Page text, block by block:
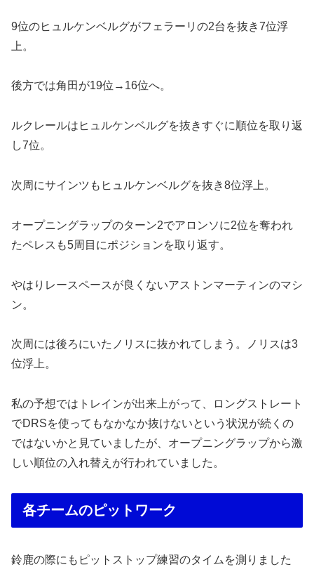
9位のヒュルケンベルグがフェラーリの2台を抜き7位浮
上。
後方では角田が19位→16位へ。
ルクレールはヒュルケンベルグを抜きすぐに順位を取り返
し7位。
次周にサインツもヒュルケンベルグを抜き8位浮上。
オープニングラップのターン2でアロンソに2位を奪われ
たペレスも5周目にポジションを取り返す。
やはりレースペースが良くないアストンマーティンのマシ
ン。
次周には後ろにいたノリスに抜かれてしまう。ノリスは3
位浮上。
私の予想ではトレインが出来上がって、ロングストレート
でDRSを使ってもなかなか抜けないという状況が続くの
ではないかと見ていましたが、オープニングラップから激
しい順位の入れ替えが行われていました。
各チームのピットワーク
鈴鹿の際にもピットストップ練習のタイムを測りました